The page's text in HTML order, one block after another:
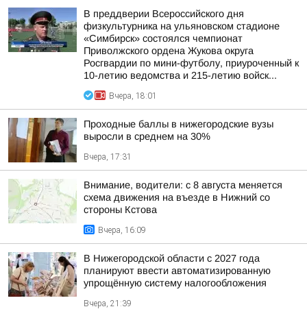
В преддверии Всероссийского дня
физкультурника на ульяновском стадионе
«Симбирск» состоялся чемпионат
Приволжского ордена Жукова округа
Росгвардии по мини-футболу, приуроченный к
10-летию ведомства и 215-летию войск...
Вчера, 18:01
Проходные баллы в нижегородские вузы
выросли в среднем на 30%
Вчера, 17:31
Внимание, водители: с 8 августа меняется
схема движения на въезде в Нижний со
стороны Кстова
Вчера, 16:09
В Нижегородской области с 2027 года
планируют ввести автоматизированную
упрощённую систему налогообложения
Вчера, 21:39